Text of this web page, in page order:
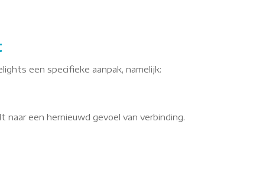
een specifieke aanpak, namelijk:
een hernieuwd gevoel van verbinding.